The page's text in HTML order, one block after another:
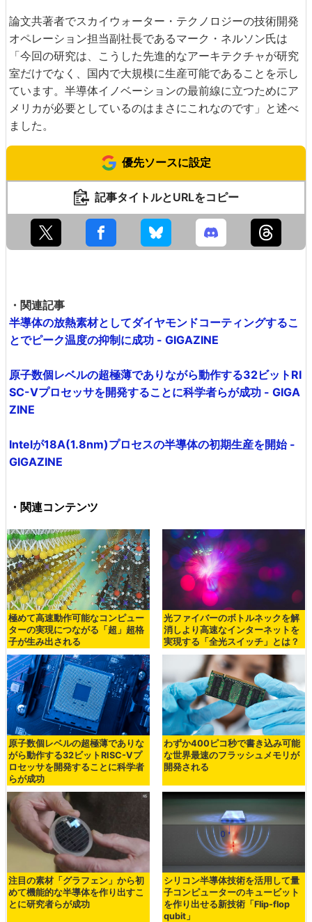
論文共著者でスカイウォーター・テクノロジーの技術開発
オペレーション担当副社長であるマーク・ネルソン氏は
「今回の研究は、こうした先進的なアーキテクチャが研究
室だけでなく、国内で大規模に生産可能であることを示し
ています。半導体イノベーションの最前線に立つためにア
メリカが必要としているのはまさにこれなのです」と述べ
ました。
優先ソースに設定
記事タイトルとURLをコピー
・関連記事
半導体の放熱素材としてダイヤモンドコーティングするこ
とでピーク温度の抑制に成功 - GIGAZINE
原子数個レベルの超極薄でありながら動作する32ビットRI
SC-Vプロセッサを開発することに科学者らが成功 - GIGA
ZINE
Intelが18A(1.8nm)プロセスの半導体の初期生産を開始 -
GIGAZINE
・関連コンテンツ
極めて高速動作可能なコンピュー
ターの実現につながる「超」超格
子が生み出される
光ファイバーのボトルネックを解
消しより高速なインターネットを
実現する「全光スイッチ」とは？
原子数個レベルの超極薄でありな
がら動作する32ビットRISC-Vプ
ロセッサを開発することに科学者
らが成功
わずか400ピコ秒で書き込み可能
な世界最速のフラッシュメモリが
開発される
注目の素材「グラフェン」から初
めて機能的な半導体を作り出すこ
とに研究者らが成功
シリコン半導体技術を活用して量
子コンピューターのキュービット
を作り出せる新技術「Flip-flop
qubit」